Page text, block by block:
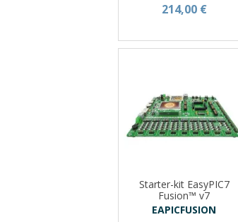
214,00 €
Starter-kit EasyPIC7
Fusion™ v7
EAPICFUSION